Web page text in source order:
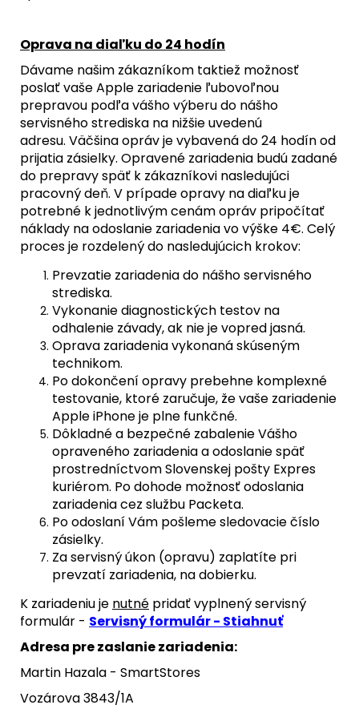
Oprava na diaľku do 24 hodín
Dávame našim zákazníkom taktiež možnosť
poslať vaše Apple zariadenie ľubovoľnou
prepravou podľa vášho výberu do nášho
servisného strediska na nižšie uvedenú
adresu. Väčšina opráv je vybavená do 24 hodín od
prijatia zásielky. Opravené zariadenia budú zadané
do prepravy späť k zákazníkovi nasledujúci
pracovný deň. V prípade opravy na diaľku je
potrebné k jednotlivým cenám opráv pripočítať
náklady na odoslanie zariadenia vo výške 4€. Celý
proces je rozdelený do nasledujúcich krokov:
Prevzatie zariadenia do nášho servisného
strediska.
Vykonanie diagnostických testov na
odhalenie závady, ak nie je vopred jasná.
Oprava zariadenia vykonaná skúseným
technikom.
Po dokončení opravy prebehne komplexné
testovanie, ktoré zaručuje, že vaše zariadenie
Apple iPhone je plne funkčné.
Dôkladné a bezpečné zabalenie Vášho
opraveného zariadenia a odoslanie späť
prostredníctvom Slovenskej pošty Expres
kuriérom. Po dohode možnosť odoslania
zariadenia cez službu Packeta.
Po odoslaní Vám pošleme sledovacie číslo
zásielky.
Za servisný úkon (opravu) zaplatíte pri
prevzatí zariadenia, na dobierku.
K zariadeniu je nutné pridať vyplnený servisný
formulár - Servisný formulár - Stiahnuť
Adresa pre zaslanie zariadenia:
Martin Hazala - SmartStores
Vozárova 3843/1A